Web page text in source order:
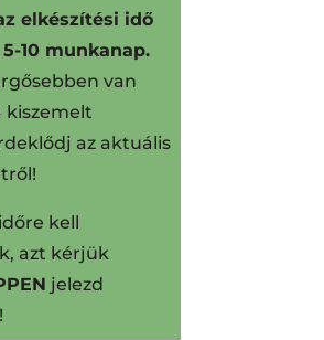
elkészítési idő
10 munkanap.
van
kiszemelt
az aktuális
kell
azt kérjük
jelezd